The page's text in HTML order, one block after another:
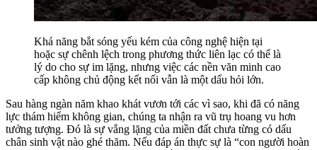
Khả năng bắt sóng yếu kém của công nghệ hiện tại
hoặc sự chênh lệch trong phương thức liên lạc có thể là
lý do cho sự im lặng, nhưng việc các nền văn minh cao
cấp không chủ động kết nối vẫn là một dấu hỏi lớn.
Sau hàng ngàn năm khao khát vươn tới các vì sao, khi đã có năng
lực thám hiểm không gian, chúng ta nhận ra vũ trụ hoang vu hơn
tưởng tượng. Đó là sự vắng lặng của miền đất chưa từng có dấu
chân sinh vật nào ghé thăm. Nếu đáp án thực sự là “con người hoàn